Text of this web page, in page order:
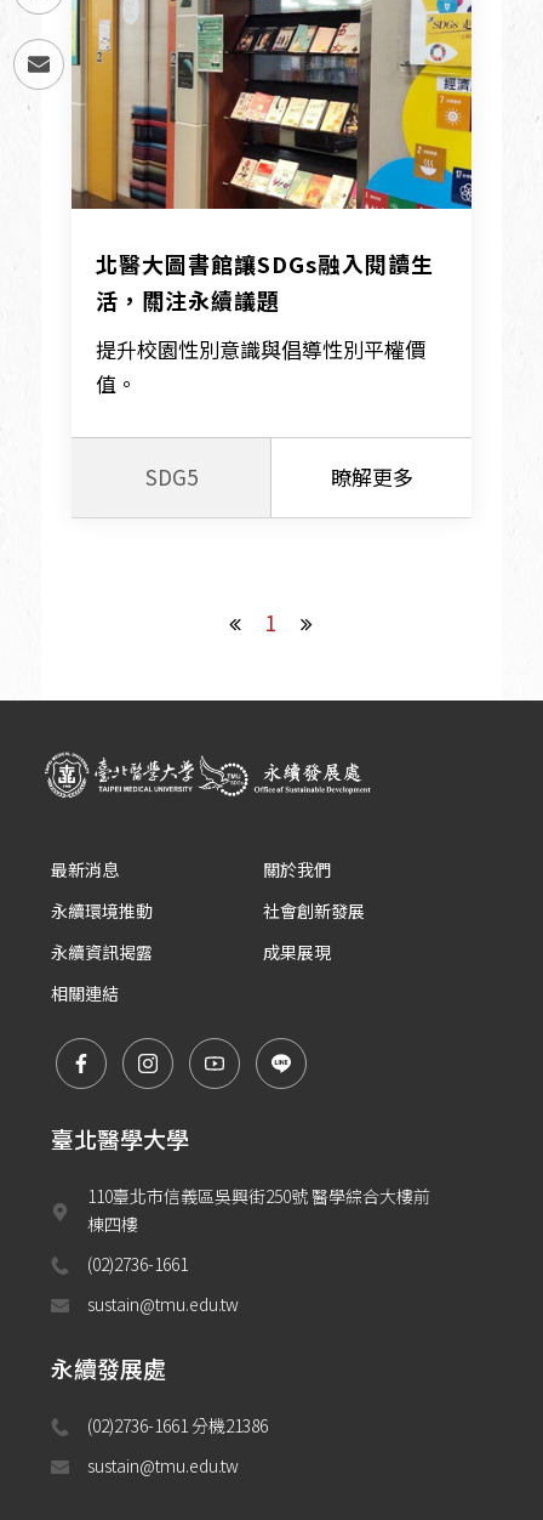
北醫大圖書館讓SDGs融入閱讀生
活，關注永續議題
提升校園性別意識與倡導性別平權價
值。
SDG5 瞭解更多
1
最新消息
關於我們
永續環境推動
社會創新發展
永續資訊揭露
成果展現
相關連結
臺北醫學大學
110臺北市信義區吳興街250號 醫學綜合大樓前
棟四樓
(02)2736-1661
sustain@tmu.edu.tw
永續發展處
(02)2736-1661 分機21386
sustain@tmu.edu.tw